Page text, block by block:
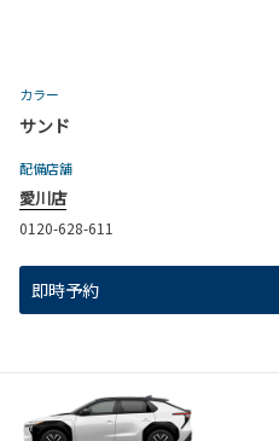
カラー
サンド
配備店舗
愛川店
0120-628-611
即時予約